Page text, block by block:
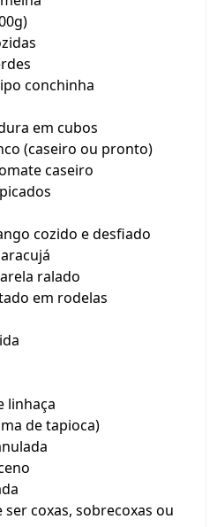
conchinha
em cubos
(caseiro ou pronto)
caseiro
cozido e desfiado
ralado
em rodelas
linhaça
de tapioca)
coxas, sobrecoxas ou